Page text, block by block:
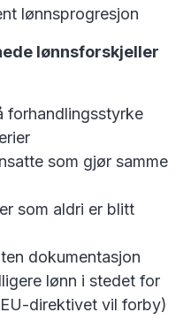
lønnsprogresjon
lønnsforskjeller
forhandlingsstyrke
som gjør samme
som aldri er blitt
dokumentasjon
lønn i stedet for
direktivet vil forby)